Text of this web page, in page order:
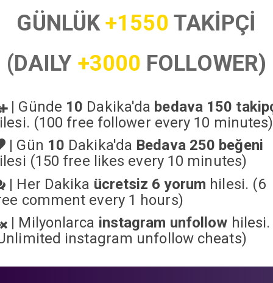
GÜNLÜK+1550 TAKİPÇİ
(DAILY +3000 FOLLOWER)
| Günde 10 Dakika'da bedava 150
(100 free follower every 10 minutes)
| Gün 10 Dakika'da Bedava 250 beğeni
(150 free likes every 10 minutes)
| Her Dakika ücretsiz 6 yorum hilesi. (6
comment every 1 hours)
| Milyonlarca instagram unfollow hilesi.
instagram unfollow cheats)